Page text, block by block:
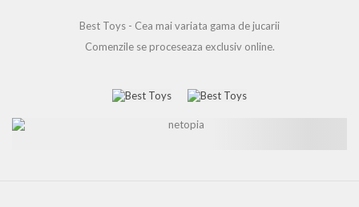
Best Toys - Cea mai variata gama de jucarii
Comenzile se proceseaza exclusiv online.